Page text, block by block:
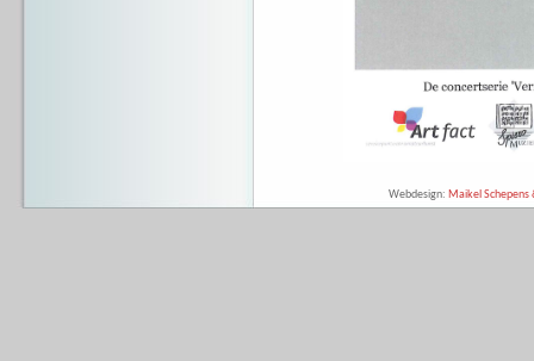
Webdesign: Maikel Schepens